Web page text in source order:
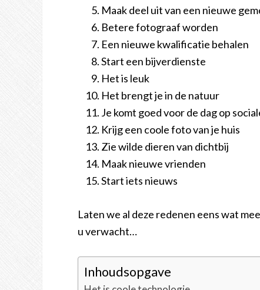
Maak deel uit van een nieuwe
Betere fotograaf worden
Een nieuwe kwalificatie behalen
Start een bijverdienste
Het is leuk
Het brengt je in de natuur
Je komt goed voor de dag op
Krijg een coole foto van je huis
Zie wilde dieren van dichtbij
Maak nieuwe vrienden
Start iets nieuws
Laten we al deze redenen eens wat
u verwacht…
Inhoudsopgave